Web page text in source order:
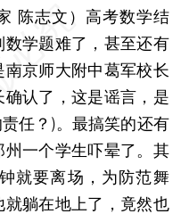
陈志文） 高考数学结
学题难了，甚至还有
京师大附中葛军校长
认了，这是谣言，是
任？)。最搞笑的还有
一个学生吓晕了。其
就要离场，为防范舞
躺在地上了，竟然也